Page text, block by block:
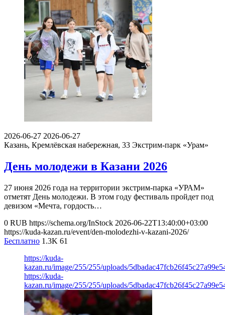
2026-06-27 2026-06-27
Казань, Кремлёвская набережная, 33 Экстрим-парк «Урам»
День молодежи в Казани 2026
27 июня 2026 года на территории экстрим-парка «УРАМ»
отметят День молодежи. В этом году фестиваль пройдет под
девизом «Мечта, гордость…
0 RUB https://schema.org/InStock 2026-06-22T13:40:00+03:00
https://kuda-kazan.ru/event/den-molodezhi-v-kazani-2026/
Бесплатно 1.3K 61
https://kuda-
kazan.ru/image/255/255/uploads/
https://kuda-
kazan.ru/image/255/255/uploads/